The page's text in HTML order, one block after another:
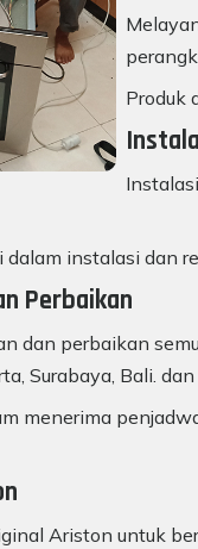
Produk
dalam instalasi dan
Perbaikan
dan perbaikan
Surabaya, Bali.
menerima
Ariston untuk